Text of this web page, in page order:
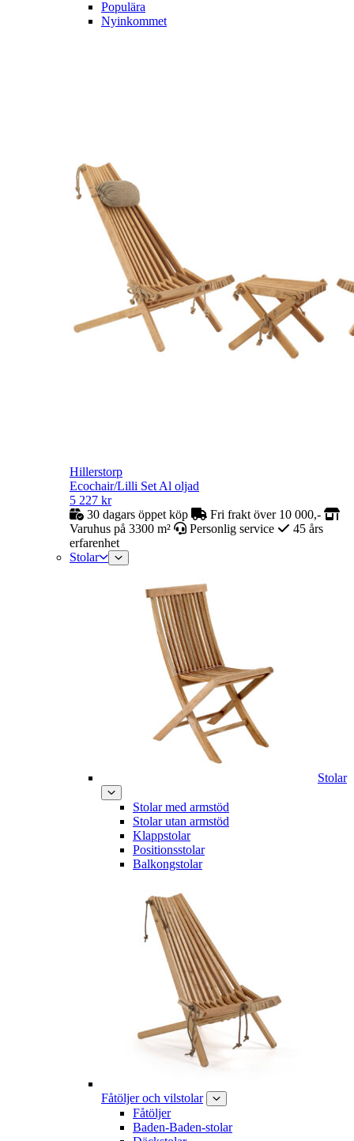
Populära
Nyinkommet
Hillerstorp
Ecochair/Lilli Set Al oljad
5 227 kr
30 dagars öppet köp
Fri frakt över 10 000,-
Varuhus på 3300 m²
Personlig service
45 års
erfarenhet
Stolar
Stolar
Stolar med armstöd
Stolar utan armstöd
Klappstolar
Positionsstolar
Balkongstolar
Fåtöljer och vilstolar
Fåtöljer
Baden-Baden-stolar